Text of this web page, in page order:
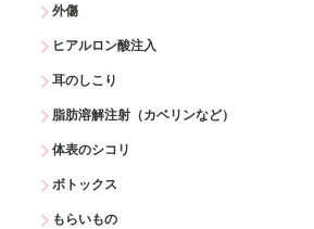
外傷
ヒアルロン酸注入
耳のしこり
脂肪溶解注射（カベリンなど）
体表のシコリ
ボトックス
もらいもの